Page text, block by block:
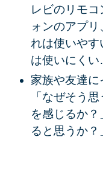
レビのリモ
ォンのアプ
れは使いやす
は使いにく
家族や友達に
「なぜそう
を感じるか
ると思うか？